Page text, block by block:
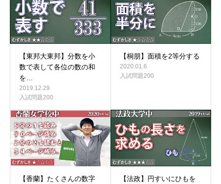
【東邦大東邦】分数を小
数で表して各位の数の和
を…
2019.12.29
入試問題200
【桐朋】面積を2等分する
2020.01.6
入試問題200
【香蘭】たくさんの数字 【法政】円すいにひもを